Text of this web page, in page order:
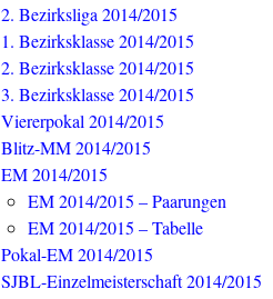
2. Bezirksliga 2014/2015
1. Bezirksklasse 2014/2015
2. Bezirksklasse 2014/2015
3. Bezirksklasse 2014/2015
Viererpokal 2014/2015
Blitz-MM 2014/2015
EM 2014/2015
EM 2014/2015 – Paarungen
EM 2014/2015 – Tabelle
Pokal-EM 2014/2015
SJBL-Einzelmeisterschaft 2014/2015